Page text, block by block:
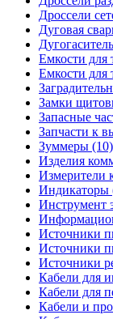
Дроссели
Дуговая
Емкости для
Емкости для
Замки
Запасные
Запчасти к
Зуммеры (10)
Изделия
Измерители
Индикаторы
Инструмент
Источники
Источники
Источники
Кабели для
Кабели для
Кабели и